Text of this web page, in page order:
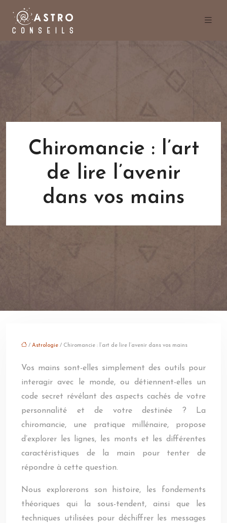
Chiromancie : l’art
de lire l’avenir
dans vos mains
/ Astrologie / Chiromancie : l’art de lire l’avenir dans vos mains
Vos mains sont-elles simplement des outils pour
interagir avec le monde, ou détiennent-elles un
code secret révélant des aspects cachés de votre
personnalité et de votre destinée ? La
chiromancie, une pratique millénaire, propose
d’explorer les lignes, les monts et les différentes
caractéristiques de la main pour tenter de
répondre à cette question.
Nous explorerons son histoire, les fondements
théoriques qui la sous-tendent, ainsi que les
techniques utilisées pour déchiffrer les messages